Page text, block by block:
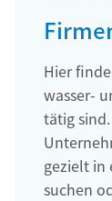
Hier
wasser-
tätig
gezielt in
suchen